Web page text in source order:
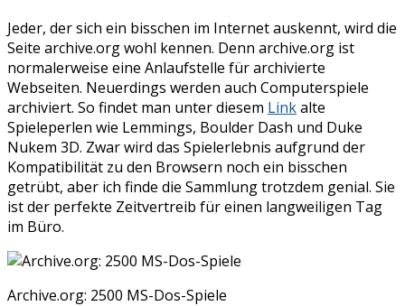
Jeder, der sich ein bisschen im Internet auskennt, wird die
Seite archive.org wohl kennen. Denn archive.org ist
normalerweise eine Anlaufstelle für archivierte
Webseiten. Neuerdings werden auch Computerspiele
archiviert. So findet man unter diesem Linkalte
Spieleperlen wie Lemmings, Boulder Dash und Duke
Nukem 3D. Zwar wird das Spielerlebnis aufgrund der
Kompatibilität zu den Browsern noch ein bisschen
getrübt, aber ich finde die Sammlung trotzdem genial. Sie
ist der perfekte Zeitvertreib für einen langweiligen Tag
im Büro.
Archive.org: 2500 MS-Dos-Spiele